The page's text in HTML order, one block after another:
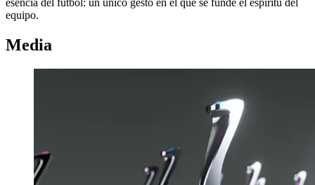
esencia del fútbol: un único gesto en el que se funde el espíritu del
equipo.
Media